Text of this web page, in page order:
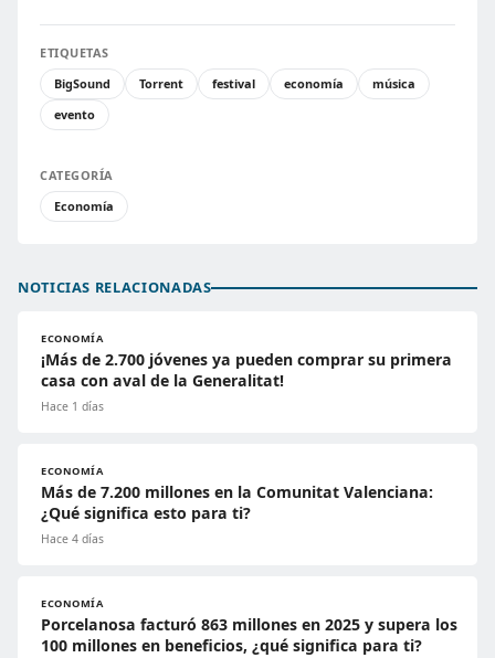
ETIQUETAS
BigSound
Torrent festival economía
música
evento
CATEGORÍA
Economía
NOTICIAS RELACIONADAS
ECONOMÍA
¡Más de 2.700 jóvenes ya pueden comprar su primera
casa con aval de la Generalitat!
Hace 1 días
ECONOMÍA
Más de 7.200 millones en la Comunitat Valenciana:
¿Qué significa esto para ti?
Hace 4 días
ECONOMÍA
Porcelanosa facturó 863 millones en 2025 y supera los
100 millones en beneficios, ¿qué significa para ti?